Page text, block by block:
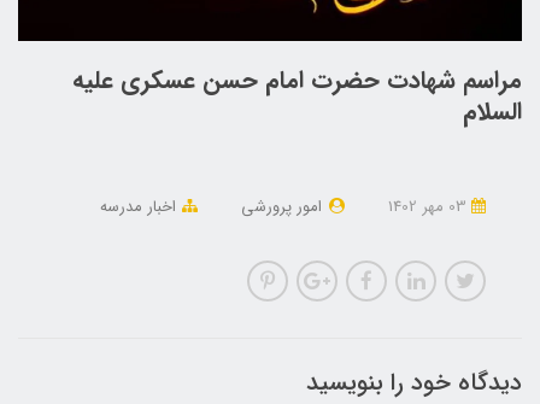
مراسم شهادت حضرت امام حسن عسکری علیه
السلام
امور پرورشی اخبار مدرسه
دیدگاه خود را بنویسید